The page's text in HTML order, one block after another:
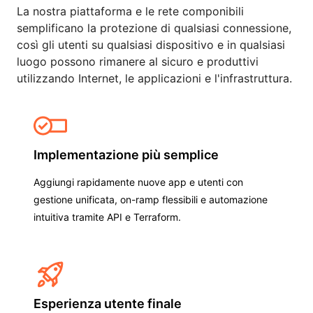
La nostra piattaforma e le rete componibili
semplificano la protezione di qualsiasi connessione,
così gli utenti su qualsiasi dispositivo e in qualsiasi
luogo possono rimanere al sicuro e produttivi
utilizzando Internet, le applicazioni e l'infrastruttura.
Implementazione più semplice
Aggiungi rapidamente nuove app e utenti con
gestione unificata, on-ramp flessibili e automazione
intuitiva tramite API e Terraform.
Esperienza utente finale